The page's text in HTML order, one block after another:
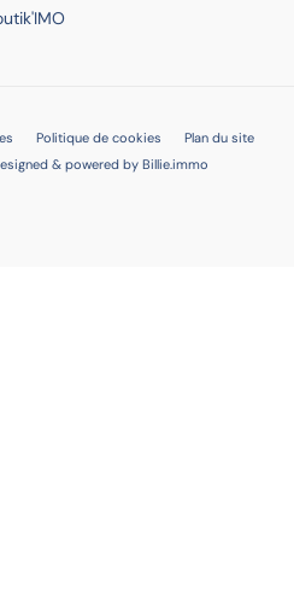
Politique de cookies
Plan du site
& powered by Billie.immo